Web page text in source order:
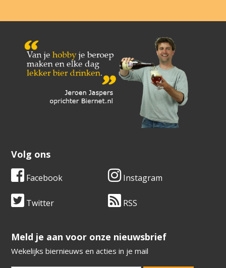
Volg ons
Facebook Instagram
Twitter RSS
​​​​​​​Meld je aan voor onze nieuwsbrief
Wekelijks biernieuws en acties in je mail